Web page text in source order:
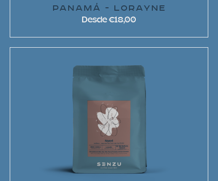
PANAMÁ - LORAYNE
Desde €18,00